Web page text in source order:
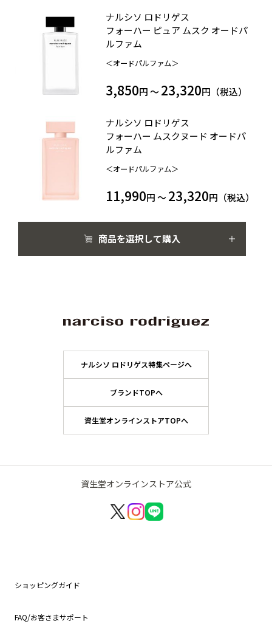
ナルシソ ロドリゲス
フォーハー ピュア ムスク オードパ
ルファム
＜オードパルファム＞
3,850円 ～23,320円（税込）
ナルシソ ロドリゲス
フォーハー ムスクヌード オードパ
ルファム
＜オードパルファム＞
11,990円 ～23,320円（税込）
商品を選択して購入
ナルシソ ロドリゲス特集ページへ
ブランドTOPへ
資生堂オンラインストアTOPへ
資生堂オンラインストア公式
ショッピングガイド
FAQ/お客さまサポート